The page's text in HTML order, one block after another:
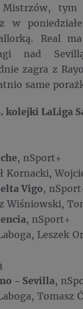
tym
w
Real
nad
zagra z
same
kolejki LaLiga
, nSport+
Kornacki,
Vigo,
Wiśniowski,
, nSport+
Leszek
- Sevilla,
Tomasz